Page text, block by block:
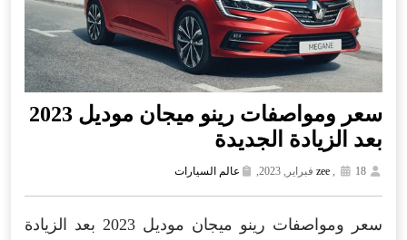
سعر ومواصفات رينو ميجان موديل 2023
بعد الزيادة الجديدة
zee 18 فبراير, 2023, عالم السيارات
سعر ومواصفات رينو ميجان موديل 2023 بعد الزيادة